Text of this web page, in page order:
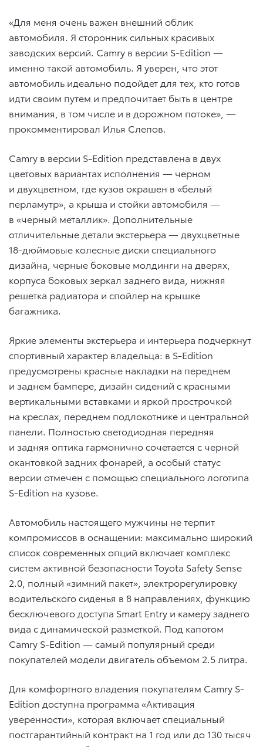
«Для меня очень важен внешний облик
автомобиля. Я сторонник сильных красивых
заводских версий. Camry в версии S-Edition —
именно такой автомобиль. Я уверен, что этот
автомобиль идеально подойдет для тех, кто готов
идти своим путем и предпочитает быть в центре
внимания, в том числе и в дорожном потоке», —
прокомментировал Илья Слепов.
Camry в версии S-Edition представлена в двух
цветовых вариантах исполнения — черном
и двухцветном, где кузов окрашен в «белый
перламутр», а крыша и стойки автомобиля —
в «черный металлик». Дополнительные
отличительные детали экстерьера — двухцветные
18-дюймовые колесные диски специального
дизайна, черные боковые молдинги на дверях,
корпуса боковых зеркал заднего вида, нижняя
решетка радиатора и спойлер на крышке
багажника.
Яркие элементы экстерьера и интерьера подчеркнут
спортивный характер владельца: в S-Edition
предусмотрены красные накладки на переднем
и заднем бампере, дизайн сидений с красными
вертикальными вставками и яркой прострочкой
на креслах, переднем подлокотнике и центральной
панели. Полностью светодиодная передняя
и задняя оптика гармонично сочетается с черной
окантовкой задних фонарей, а особый статус
версии отмечен с помощью специального логотипа
S-Edition на кузове.
Автомобиль настоящего мужчины не терпит
компромиссов в оснащении: максимально широкий
список современных опций включает комплекс
систем активной безопасности Toyota Safety Sense
2.0, полный «зимний пакет», электрорегулировку
водительского сиденья в 8 направлениях, функцию
бесключевого доступа Smart Entry и камеру заднего
вида с динамической разметкой. Под капотом
Camry S-Edition — самый популярный среди
покупателей модели двигатель объемом 2.5 литра.
Для комфортного владения покупателям Camry S-
Edition доступна программа «Активация
уверенности», которая включает специальный
постгарантийный контракт на 1 год или до 130 тысяч